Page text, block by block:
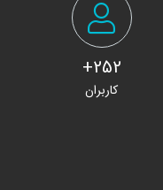
252+
کاربران